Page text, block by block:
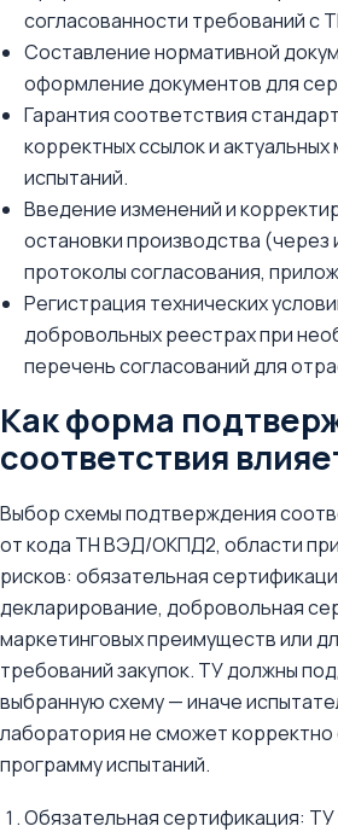
согласованности требований с
Составление нормативной
оформление документов для
Гарантия соответствия
корректных ссылок и
испытаний.
Введение изменений и
остановки производства (через
протоколы согласования,
Регистрация технических
добровольных реестрах при
перечень согласований для
Как форма
соответствия
Выбор схемы подтверждения
от кода ТН ВЭД/ОКПД2, области
рисков: обязательная
декларирование, добровольная
маркетинговых преимуществ или
требований закупок. ТУ должны
выбранную схему — иначе
лаборатория не сможет
программу испытаний.
Обязательная сертификация: